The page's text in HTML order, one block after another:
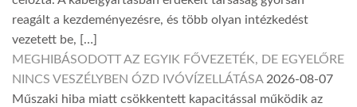
reagált a kezdeményezésre, és több olyan intézkedést
vezetett be, […]
MEGHIBÁSODOTT AZ EGYIK FŐVEZETÉK, DE EGYELŐRE
NINCS VESZÉLYBEN ÓZD IVÓVÍZELLÁTÁSA 2026-08-07
Műszaki hiba miatt csökkentett kapacitással működik az